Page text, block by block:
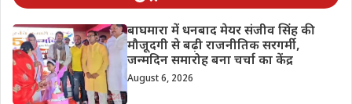
बाघमारा में धनबाद मेयर संजीव सिंह की
मौजूदगी से बढ़ी राजनीतिक सरगर्मी,
जन्मदिन समारोह बना चर्चा का केंद्र
August 6, 2026